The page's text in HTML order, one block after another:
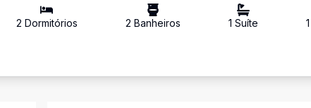
2 Dormitórios 2 Banheiros 1 Suíte 1